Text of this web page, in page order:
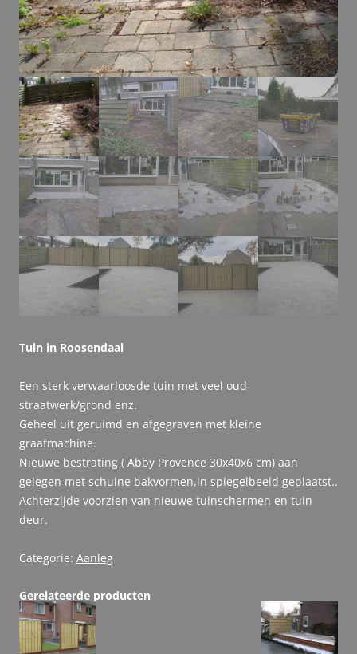
Tuin in Roosendaal
Een sterk verwaarloosde tuin met veel oud
straatwerk/grond enz.
Geheel uit geruimd en afgegraven met kleine
graafmachine.
Nieuwe bestrating ( Abby Provence 30x40x6 cm) aan
gelegen met schuine bakvormen,in spiegelbeeld geplaatst..
Achterzijde voorzien van nieuwe tuinschermen en tuin
deur.
Categorie: Aanleg
Gerelateerde producten